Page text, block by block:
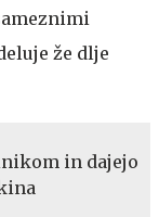
že dlje
in dajejo